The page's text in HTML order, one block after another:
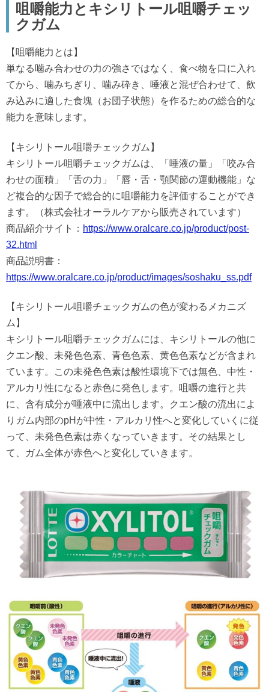
咀嚼能力とキシリトール咀嚼チェッ
クガム
【咀嚼能力とは】
単なる噛み合わせの力の強さではなく、食べ物を口に入れ
てから、噛みちぎり、噛み砕き、唾液と混ぜ合わせて、飲
み込みに適した食塊（お団子状態）を作るための総合的な
能力を意味します。
【キシリトール咀嚼チェックガム】
キシリトール咀嚼チェックガムは、「唾液の量」「咬み合
わせの面積」「舌の力」「唇・舌・顎関節の運動機能」な
ど複合的な因子で総合的に咀嚼能力を評価することができ
ます。（株式会社オーラルケアから販売されています）
商品紹介サイト： https://www.oralcare.co.jp/product/post-
32.html
商品説明書：
https://www.oralcare.co.jp/product/images/soshaku_ss.pdf
【キシリトール咀嚼チェックガムの色が変わるメカニズ
ム】
キシリトール咀嚼チェックガムには、キシリトールの他に
クエン酸、未発色色素、青色色素、黄色色素などが含まれ
ています。この未発色色素は酸性環境下では無色、中性・
アルカリ性になると赤色に発色します。咀嚼の進行と共
に、含有成分が唾液中に流出します。クエン酸の流出によ
りガム内部のpHが中性・アルカリ性へと変化していくに従
って、未発色色素は赤くなっていきます。その結果とし
て、ガム全体が赤色へと変化していきます。